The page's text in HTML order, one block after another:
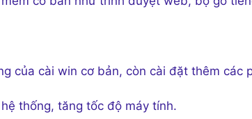
của cài win cơ bản, còn cài đặt thêm các
thống, tăng tốc độ máy tính.